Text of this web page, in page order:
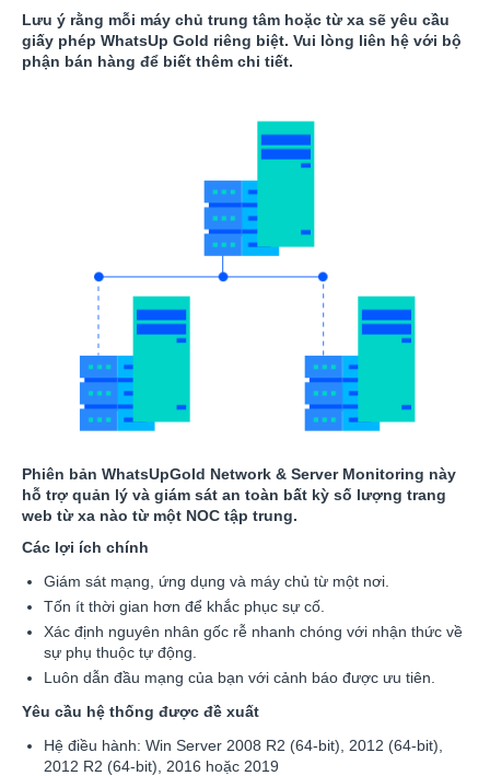
Lưu ý rằng mỗi máy chủ trung tâm hoặc từ xa sẽ yêu cầu
giấy phép WhatsUp Gold riêng biệt. Vui lòng liên hệ với bộ
phận bán hàng để biết thêm chi tiết.
Phiên bản WhatsUpGold Network & Server Monitoring này
hỗ trợ quản lý và giám sát an toàn bất kỳ số lượng trang
web từ xa nào từ một NOC tập trung.
Các lợi ích chính
Giám sát mạng, ứng dụng và máy chủ từ một nơi.
Tốn ít thời gian hơn để khắc phục sự cố.
Xác định nguyên nhân gốc rễ nhanh chóng với nhận thức về
sự phụ thuộc tự động.
Luôn dẫn đầu mạng của bạn với cảnh báo được ưu tiên.
Yêu cầu hệ thống được đề xuất
Hệ điều hành: Win Server 2008 R2 (64-bit), 2012 (64-bit),
2012 R2 (64-bit), 2016 hoặc 2019